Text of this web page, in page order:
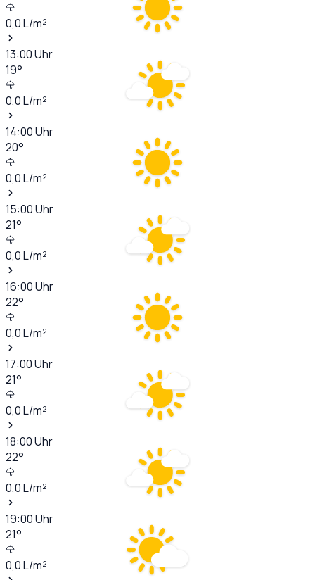
0,0L/m²
13:00Uhr
19°
0,0L/m²
14:00Uhr
20°
0,0L/m²
15:00Uhr
21°
0,0L/m²
16:00Uhr
22°
0,0L/m²
17:00Uhr
21°
0,0L/m²
18:00Uhr
22°
0,0L/m²
19:00Uhr
21°
0,0L/m²